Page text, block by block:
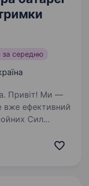
за середню
—
ефективний
Сил
один